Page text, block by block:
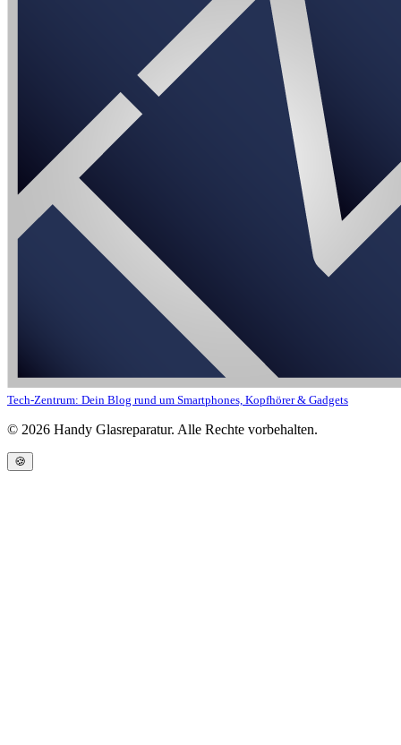
Tech-Zentrum: Dein Blog rund um Smartphones, Kopfhörer & Gadgets
© 2026 Handy Glasreparatur. Alle Rechte vorbehalten.
🍪